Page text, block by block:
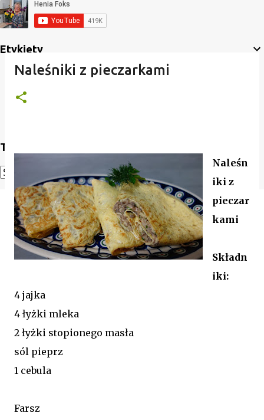
Etykiety
Translate
Powered by Translate
Naleśniki z pieczarkami
Naleśn
iki z
pieczar
kami
Składn
iki:
4 jajka
4 łyżki mleka
2 łyżki stopionego masła
sól pieprz
1 cebula
Farsz